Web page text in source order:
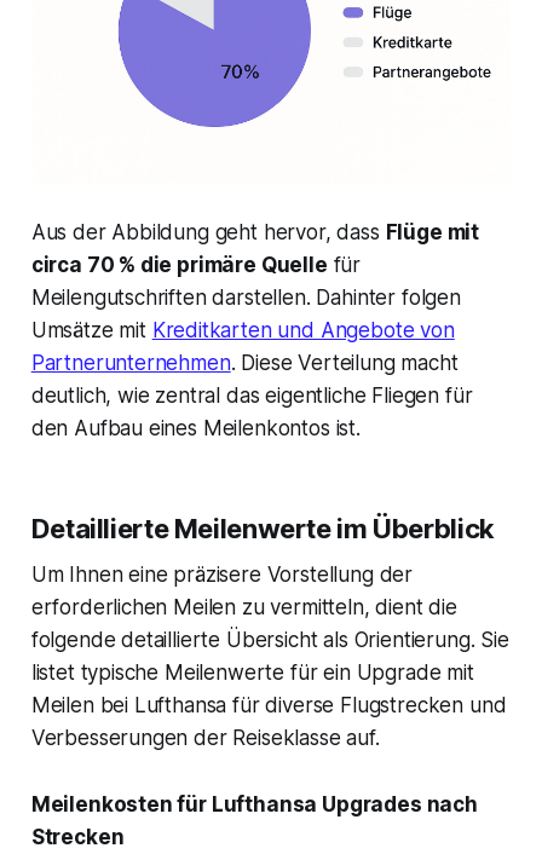
Aus der Abbildung geht hervor, dass Flüge mit
circa 70 % die primäre Quelle für
Meilengutschriften darstellen. Dahinter folgen
Umsätze mit Kreditkarten und Angebote von
Partnerunternehmen. Diese Verteilung macht
deutlich, wie zentral das eigentliche Fliegen für
den Aufbau eines Meilenkontos ist.
Detaillierte Meilenwerte im Überblick
Um Ihnen eine präzisere Vorstellung der
erforderlichen Meilen zu vermitteln, dient die
folgende detaillierte Übersicht als Orientierung. Sie
listet typische Meilenwerte für ein Upgrade mit
Meilen bei Lufthansa für diverse Flugstrecken und
Verbesserungen der Reiseklasse auf.
Meilenkosten für Lufthansa Upgrades nach
Strecken